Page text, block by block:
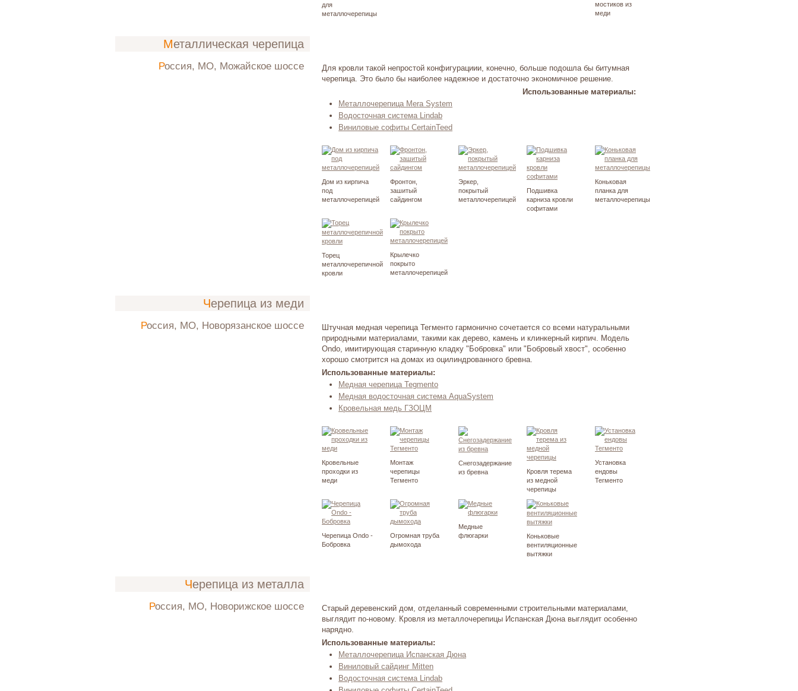
для
металлочерепицы
мостиков из
меди
Металлическая черепица
Россия, МО, Можайское шоссе
Для кровли такой непростой конфигурациии, конечно, больше подошла бы битумная
черепица. Это было бы наиболее надежное и достаточно экономичное решение.
Использованные материалы:
Металлочерепица Mera System
Водосточная система Lindab
Виниловые софиты CertainTeed
Дом из кирпича
под
металлочерепицей
Фронтон,
зашитый
сайдингом
Эркер,
покрытый
металлочерепицей
Подшивка
карниза кровли
софитами
Коньковая
планка для
металлочерепицы
Торец
металлочерепичной
кровли
Крылечко
покрыто
металлочерепицей
Черепица из меди
Россия, МО, Новорязанское шоссе
Штучная медная черепица Тегменто гармонично сочетается со всеми натуральными
природными материалами, такими как дерево, камень и клинкерный кирпич. Модель
Ondo, имитирующая старинную кладку "Бобровка" или "Бобровый хвост", особенно
хорошо смотрится на домах из оцилиндрованного бревна.
Использованные материалы:
Медная черепица Tegmento
Медная водосточная система AquaSystem
Кровельная медь ГЗОЦМ
Кровельные
проходки из
меди
Монтаж
черепицы
Тегменто
Снегозадержание
из бревна
Кровля терема
из медной
черепицы
Установка
ендовы
Тегменто
Черепица Ondo -
Бобровка
Огромная труба
дымохода
Медные
флюгарки
Коньковые
вентиляционные
вытяжки
Черепица из металла
Россия, МО, Новорижское шоссе
Старый деревенский дом, отделанный современными строительными материалами,
выглядит по-новому. Кровля из металлочерепицы Испанская Дюна выглядит особенно
нарядно.
Использованные материалы:
Металлочерепица Испанская Дюна
Виниловый сайдинг Mitten
Водосточная система Lindab